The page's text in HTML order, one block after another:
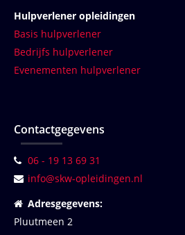
Hulpverlener opleidingen
Basis hulpverlener
Bedrijfs hulpverlener
Evenementen hulpverlener
Contactgegevens
06 - 19 13 69 31
info@skw-opleidingen.nl
Adresgegevens:
Pluutmeen 2